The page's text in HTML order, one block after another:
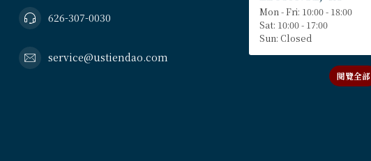
626-307-0030
service@ustiendao.com
Mon - Fri: 10:00 - 18:00
Sat: 10:00 - 17:00
Sun: Closed
閱覽全部